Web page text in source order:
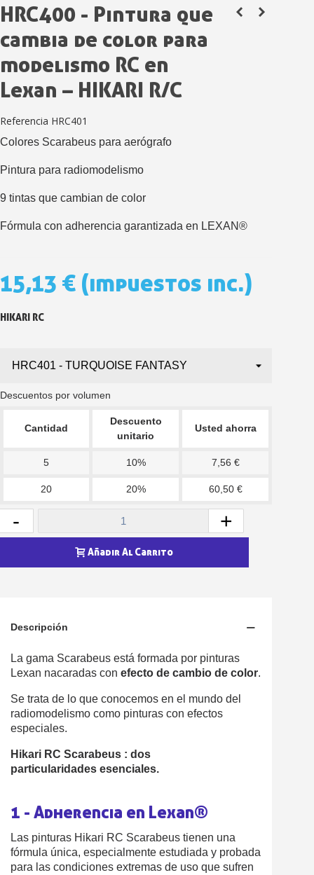
Suscríbete al
Obtenga su presupuesto
5 € de descuento
HRC400 - Pintura que
cambia de color para
modelismo RC en
Lexan – HIKARI R/C
Referencia HRC401
Colores Scarabeus para aerógrafo
Pintura para radiomodelismo
9 tintas que cambian de color
Fórmula con adherencia garantizada en LEXAN®
15,13 € (impuestos inc.)
HIKARI RC
Descuentos por volumen
Cantidad
Descuento
unitario
Usted ahorra
5 10% 7,56 €
20 20% 60,50 €
- +
Añadir Al Carrito
Descripción
La gama Scarabeus está formada por pinturas
Lexan nacaradas con efecto de cambio de color.
Se trata de lo que conocemos en el mundo del
radiomodelismo como pinturas con efectos
especiales.
Hikari RC Scarabeus : dos
particularidades esenciales.
1 - Adherencia en Lexan®
Las pinturas Hikari RC Scarabeus tienen una
fórmula única, especialmente estudiada y probada
para las condiciones extremas de uso que sufren